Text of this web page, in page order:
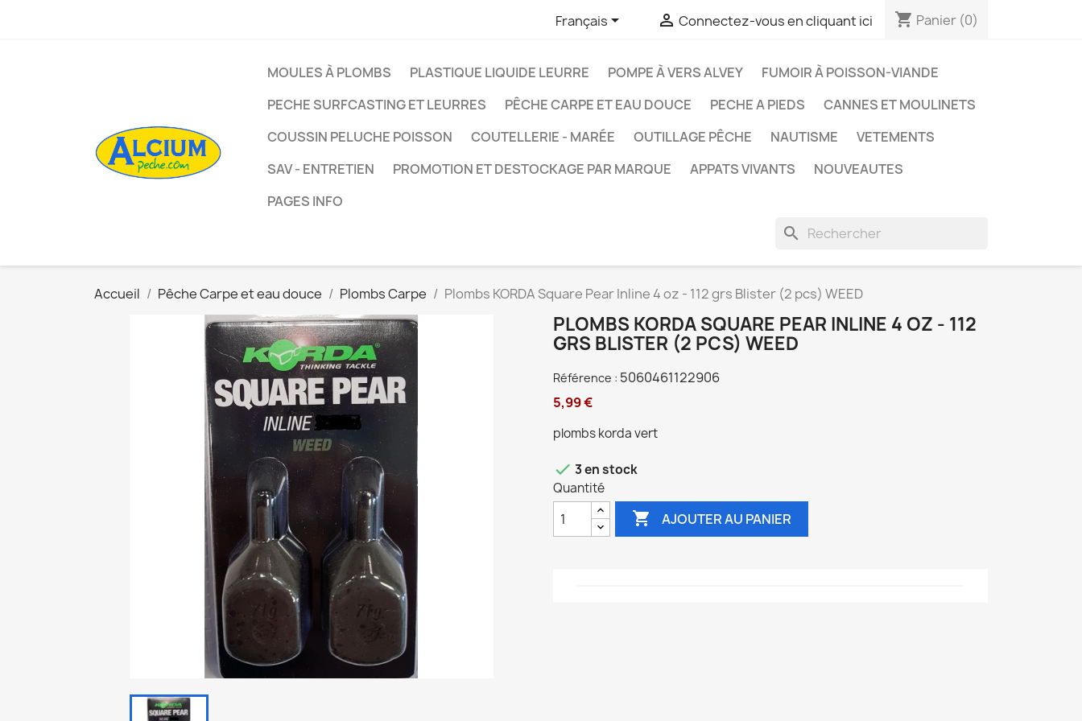
Français  Connectez-vous en cliquant ici shopping_cart Panier (0)
MOULES À PLOMBS PLASTIQUE LIQUIDE LEURRE POMPE À VERS ALVEY
FUMOIR À POISSON-VIANDE
PECHE SURFCASTING ET LEURRES
PÊCHE CARPE ET EAU DOUCE PECHE A PIEDS
CANNES ET MOULINETS
COUSSIN PELUCHE POISSON
COUTELLERIE - MARÉE OUTILLAGE PÊCHE NAUTISME
VETEMENTS
SAV - ENTRETIEN
PROMOTION ET DESTOCKAGE PAR MARQUE APPATS VIVANTS
NOUVEAUTES
PAGES INFO
search
Accueil Pêche Carpe et eau douce Plombs Carpe Plombs KORDA Square Pear Inline 4 oz - 112 grs Blister (2 pcs) WEED
PLOMBS KORDA SQUARE PEAR INLINE 4 OZ - 112
GRS BLISTER (2 PCS) WEED
Référence : 5060461122906
5,99 €
plombs korda vert
 3 en stock
Quantité
 AJOUTER AU PANIER